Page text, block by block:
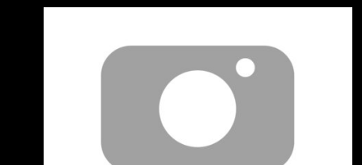
2026年5月29日週五 下午7:14 即時中心／黃于
布局，民進黨拍板立委沈伯洋出戰首都，挑戰現
任 市長蔣萬安的連任之路，雙方近期針對各種
議題隔空開火，選戰逐漸飄出煙硝味。近期《
美麗島電子報》公布最新國政民調，國民黨主席
鄭麗文不信任度達51.7%，一向被視為深 藍地